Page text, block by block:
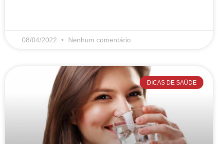
08/04/2022 Nenhum comentário
DICAS DE SAÚDE